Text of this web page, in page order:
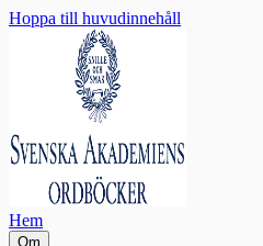
Hoppa till huvudinnehåll
Hem
Om